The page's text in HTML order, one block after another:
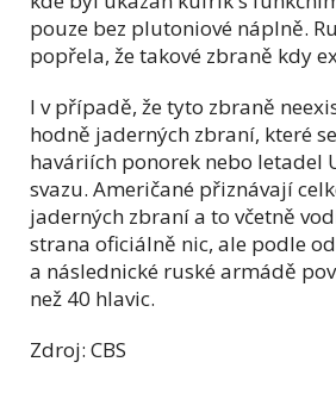
pouze bez plutoniové náplně.
popřela, že takové zbraně kdy
I v případě, že tyto zbraně
hodně jaderných zbraní, které
haváriích ponorek nebo letadel
svazu. Američané přiznávají
jaderných zbraní a to včetně
strana oficiálně nic, ale podle
a následnické ruské armádě
než 40 hlavic.
Zdroj: CBS